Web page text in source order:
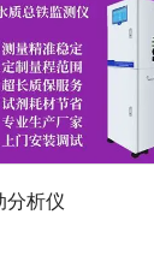
分析仪